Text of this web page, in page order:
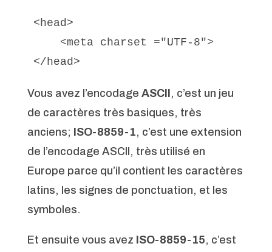
<head>
</head>
Vous avez l’encodage ASCII, c’est un jeu
de caractères très basiques, très
anciens; ISO-8859-1, c’est une extension
de l’encodage ASCII, très utilisé en
Europe parce qu’il contient les caractères
latins, les signes de ponctuation, et les
symboles.
Et ensuite vous avez ISO-8859-15, c’est